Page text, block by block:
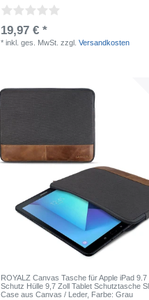
19,97 € *
*inkl. ges. MwSt. zzgl.Versandkosten
ROYALZ Canvas Tasche für Apple iPad 9.7
Schutz Hülle 9,7 Zoll Tablet Schutztasche
Case aus Canvas / Leder, Farbe: Grau